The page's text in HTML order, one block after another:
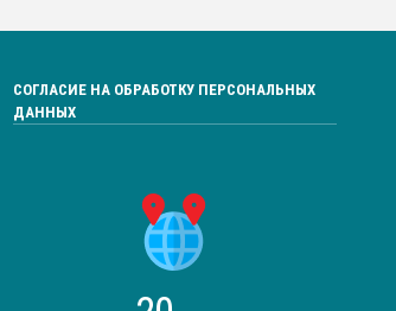
СОГЛАСИЕ НА ОБРАБОТКУ ПЕРСОНАЛЬНЫХ
ДАННЫХ